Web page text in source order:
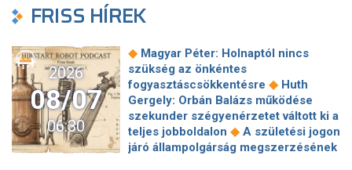
FRISS HÍREK
2026
08/07
06:30
◆ Magyar Péter: Holnaptól nincs
szükség az önkéntes
fogyasztáscsökkentésre ◆ Huth
Gergely: Orbán Balázs működése
szekunder szégyenérzetet váltott ki a
teljes jobboldalon ◆ A születési jogon
járó állampolgárság megszerzésének